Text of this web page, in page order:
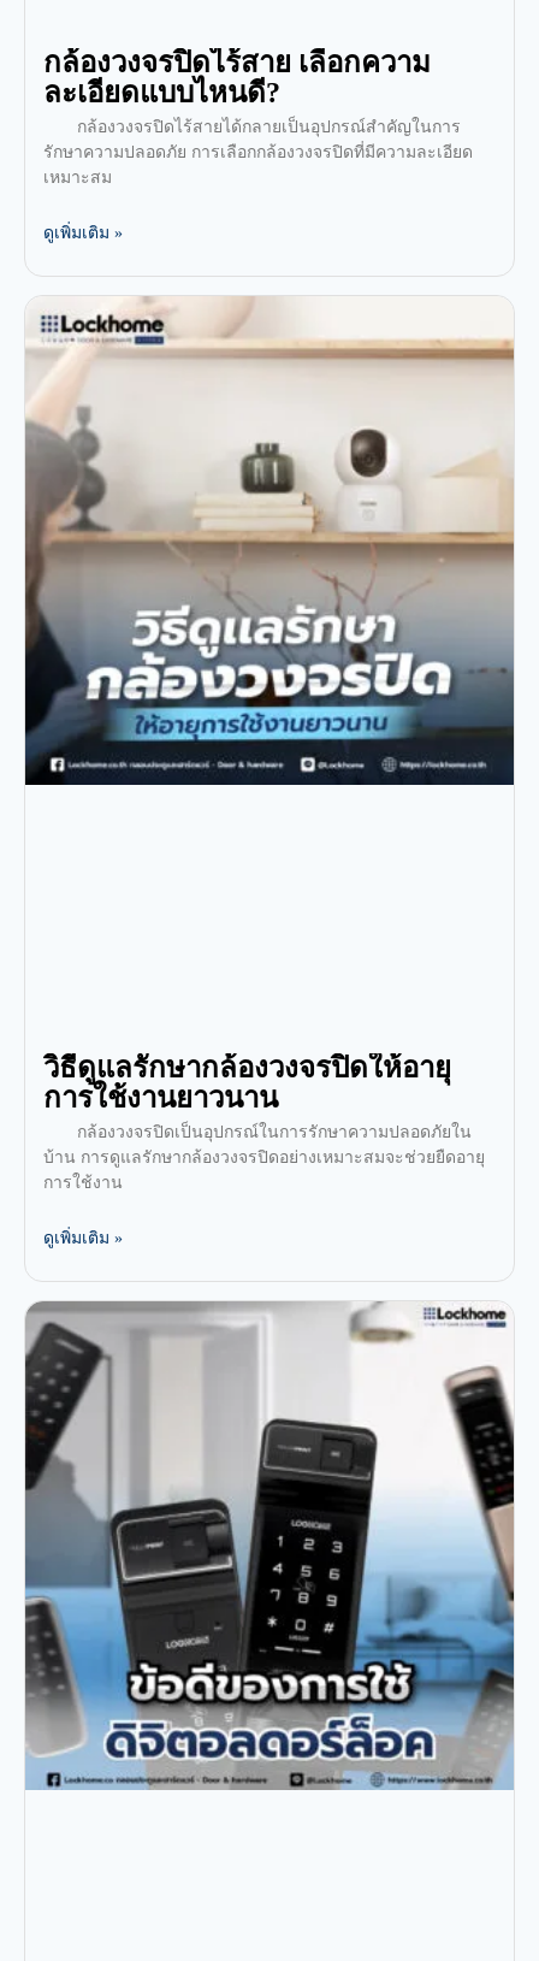
กล้องวงจรปิดไร้สาย เลือกความ
ละเอียดแบบไหนดี?
กล้องวงจรปิดไร้สายได้กลายเป็นอุปกรณ์สำคัญในการ
รักษาความปลอดภัย การเลือกกล้องวงจรปิดที่มีความละเอียด
เหมาะสม
ดูเพิ่มเติม »
วิธีดูแลรักษากล้องวงจรปิดให้อายุ
การใช้งานยาวนาน
กล้องวงจรปิดเป็นอุปกรณ์ในการรักษาความปลอดภัยใน
บ้าน การดูแลรักษากล้องวงจรปิดอย่างเหมาะสมจะช่วยยืดอายุ
การใช้งาน
ดูเพิ่มเติม »